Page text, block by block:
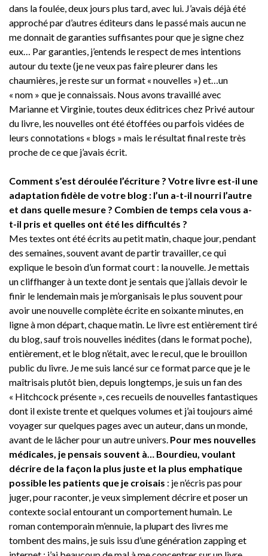
dans la foulée, deux jours plus tard, avec lui. J’avais déjà été
approché par d’autres éditeurs dans le passé mais aucun ne
me donnait de garanties suffisantes pour que je signe chez
eux… Par garanties, j’entends le respect de mes intentions
autour du texte (je ne veux pas faire pleurer dans les
chaumières, je reste sur un format « nouvelles ») et…un
« nom » que je connaissais. Nous avons travaillé avec
Marianne et Virginie, toutes deux éditrices chez Privé autour
du livre, les nouvelles ont été étoffées ou parfois vidées de
leurs connotations « blogs » mais le résultat final reste très
proche de ce que j’avais écrit.
Comment s’est déroulée l’écriture ? Votre livre est-il une
adaptation fidèle de votre blog : l’un a-t-il nourri l’autre
et dans quelle mesure ? Combien de temps cela vous a-
t-il pris et quelles ont été les difficultés ?
Mes textes ont été écrits au petit matin, chaque jour, pendant
des semaines, souvent avant de partir travailler, ce qui
explique le besoin d’un format court : la nouvelle. Je mettais
un cliffhanger à un texte dont je sentais que j’allais devoir le
finir le lendemain mais je m’organisais le plus souvent pour
avoir une nouvelle complète écrite en soixante minutes, en
ligne à mon départ, chaque matin. Le livre est entièrement tiré
du blog, sauf trois nouvelles inédites (dans le format poche),
entièrement, et le blog n’était, avec le recul, que le brouillon
public du livre. Je me suis lancé sur ce format parce que je le
maîtrisais plutôt bien, depuis longtemps, je suis un fan des
« Hitchcock présente », ces recueils de nouvelles fantastiques
dont il existe trente et quelques volumes et j’ai toujours aimé
voyager sur quelques pages avec un auteur, dans un monde,
avant de le lâcher pour un autre univers. Pour mes nouvelles
médicales, je pensais souvent à… Bourdieu, voulant
décrire de la façon la plus juste et la plus emphatique
possible les patients que je croisais : je n’écris pas pour
juger, pour raconter, je veux simplement décrire et poser un
contexte social entourant un comportement humain. Le
roman contemporain m’ennuie, la plupart des livres me
tombent des mains, je suis issu d’une génération zapping et